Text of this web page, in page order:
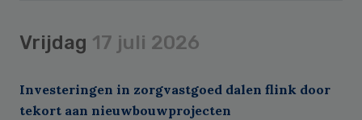
Vrijdag 17 juli 2026
Investeringen in zorgvastgoed dalen flink door
tekort aan nieuwbouwprojecten